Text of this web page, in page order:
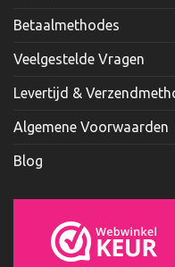
Betaalmethodes
Veelgestelde Vragen
Levertijd &
Algemene Voorwaarden
Blog